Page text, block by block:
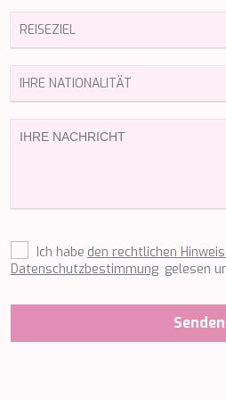
Ich habe den rechtlichen Hinweis
Datenschutzbestimmung gelesen
Senden
MIA ZOI
MILLESIME
MINDFULNESS
MINOU
MIRAVAL
MOONLIGHT
MOZZ II
MRS L
MUSICA MUSICA
MY LIFE